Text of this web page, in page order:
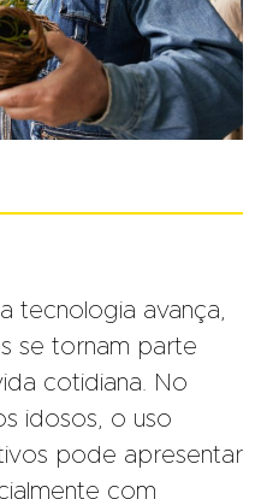
tecnologia avança,
se tornam parte
cotidiana. No
idosos, o uso
pode apresentar
com